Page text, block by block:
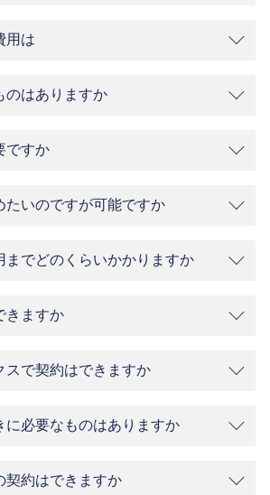
用は
のはありますか
ですか
たいのですが可能ですか
までどのくらいかかりますか
きますか
スで契約はできますか
に必要なものはありますか
契約はできますか